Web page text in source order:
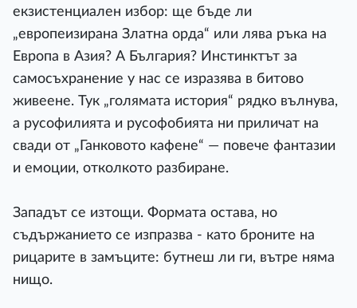
екзистенциален избор: ще бъде ли
„европеизирана Златна орда“ или лява ръка на
Европа в Азия? А България? Инстинктът за
самосъхранение у нас се изразява в битово
живеене. Тук „голямата история“ рядко вълнува,
а русофилията и русофобията ни приличат на
свади от „Ганковото кафене“ — повече фантазии
и емоции, отколкото разбиране.
Западът се изтощи. Формата остава, но
съдържанието се изпразва - като броните на
рицарите в замъците: бутнеш ли ги, вътре няма
нищо.